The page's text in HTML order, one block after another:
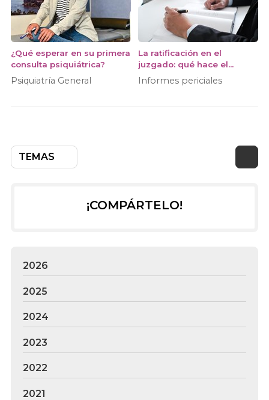
TEMAS
¿Qué esperar en su primera
consulta psiquiátrica?
Psiquiatría General
La ratificación en el
juzgado: qué hace el
psiquiatra ante el juez
Informes periciales
¡COMPÁRTELO!
2026
2025
2024
2023
2022
2021